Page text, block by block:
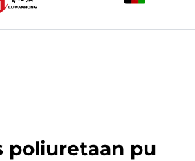
poliuretaan pu